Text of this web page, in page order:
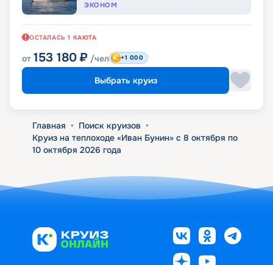
ЭКОНОМ
ОСТАЛАСЬ 1 КАЮТА
от 153 180 ₽ /чел +1 000
Выбрать круиз
Главная • Поиск круизов •
Круиз на теплоходе «Иван Бунин» с 8 октября по
10 октября 2026 года